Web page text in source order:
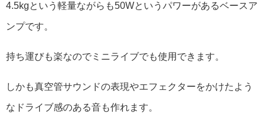
4.5kgという軽量ながらも50Wというパワーがあるベースア
ンプです。
持ち運びも楽なのでミニライブでも使用できます。
しかも真空管サウンドの表現やエフェクターをかけたよう
なドライブ感のある音も作れます。